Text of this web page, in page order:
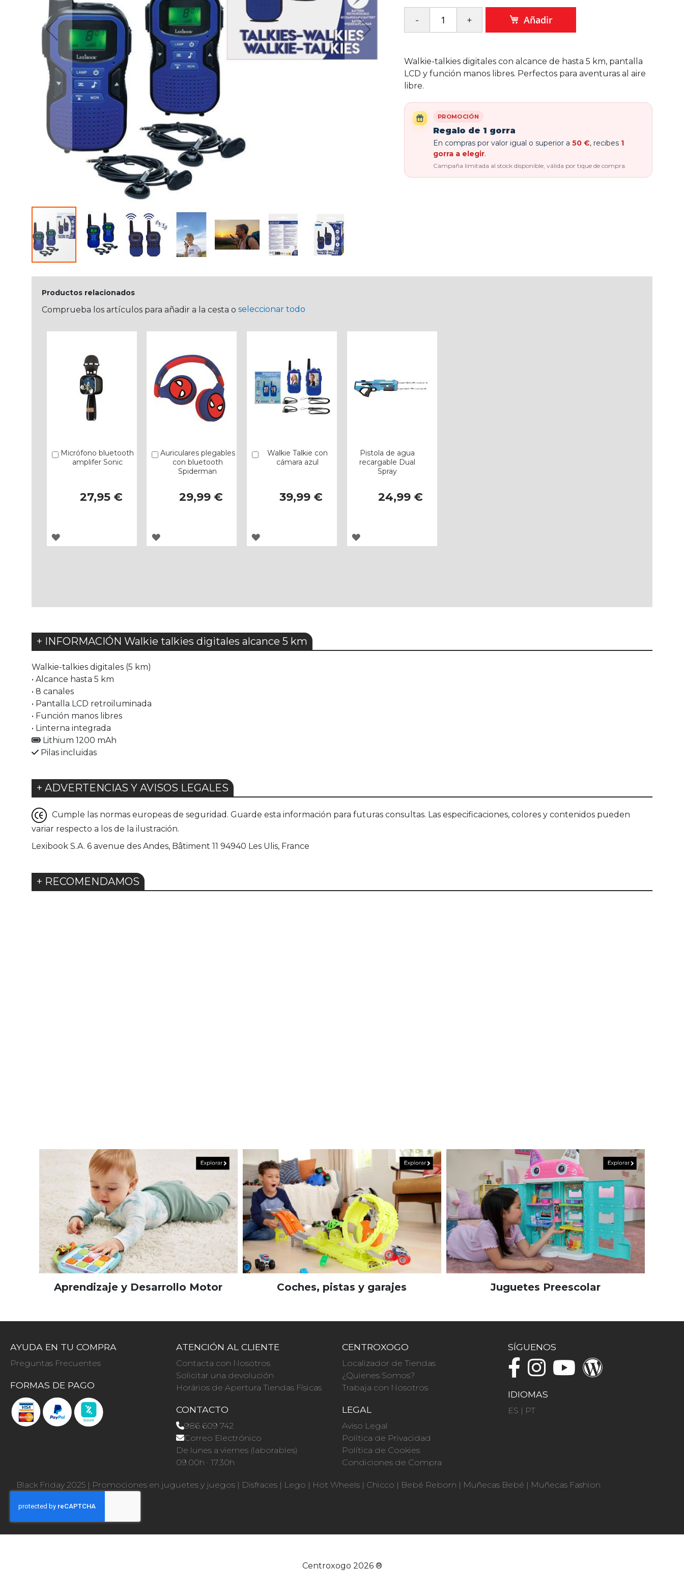
Añadir
Walkie-talkies digitales con alcance de hasta 5 km, pantalla
LCD y función manos libres. Perfectos para aventuras al aire
libre.
PROMOCIÓN
Regalo de 1 gorra
En compras por valor igual o superior a 50 €, recibes 1
gorra a elegir.
Campaña limitada al stock disponible, válida por tique de compra.
Productos relacionados
Comprueba los artículos para añadir a la cesta o seleccionar todo
Micrófono bluetooth
amplifer Sonic
27,95 €
Añadir
AGREGAR
Auriculares plegables
con bluetooth
Spiderman
29,99 €
Añadir
AGREGAR
Walkie Talkie con
cámara azul
39,99 €
Añadir
AGREGAR
Pistola de agua
recargable Dual
Spray
24,99 €
AGREGAR
+ INFORMACIÓN Walkie talkies digitales alcance 5 km
Walkie-talkies digitales (5 km)
• Alcance hasta 5 km
• 8 canales
• Pantalla LCD retroiluminada
• Función manos libres
• Linterna integrada
Lithium 1200 mAh
Pilas incluidas
+ ADVERTENCIAS Y AVISOS LEGALES
Cumple las normas europeas de seguridad. Guarde esta información para futuras consultas. Las especificaciones, colores y contenidos pueden
variar respecto a los de la ilustración.
Lexibook S.A. 6 avenue des Andes, Bâtiment 11 94940 Les Ulis, France
+ RECOMENDAMOS
Aprendizaje y Desarrollo Motor Coches, pistas y garajes Juguetes Preescolar
AYUDA EN TU COMPRA
Preguntas Frecuentes
FORMAS DE PAGO
ATENCIÓN AL CLIENTE
Contacta con Nosotros
Solicitar una devolución
Horários de Apertura Tiendas Físicas
CONTACTO
986 609 742
Correo Electrónico
De lunes a viernes (laborables)
09.00h · 17.30h
CENTROXOGO
Localizador de Tiendas
¿Quienes Somos?
Trabaja con Nosotros
LEGAL
Aviso Legal
Política de Privacidad
Política de Cookies
Condiciones de Compra
SÍGUENOS
IDIOMAS
ES | PT
Black Friday 2025 | Promociones en juguetes y juegos | Disfraces | Lego | Hot Wheels | Chicco | Bebé Reborn | Muñecas Bebé | Muñecas Fashion
Centroxogo 2026 ®